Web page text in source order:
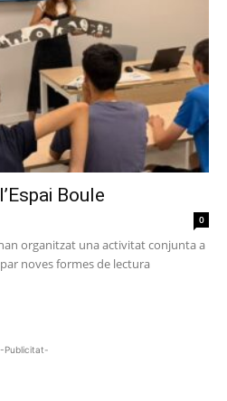
Boule
0
han organitzat una activitat conjunta a
noves formes de lectura
-Publicitat-